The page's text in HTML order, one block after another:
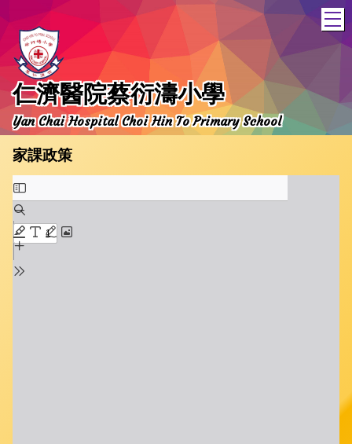
仁濟醫院蔡衍濤小學
Yan Chai Hospital Choi Hin To Primary School
家課政策